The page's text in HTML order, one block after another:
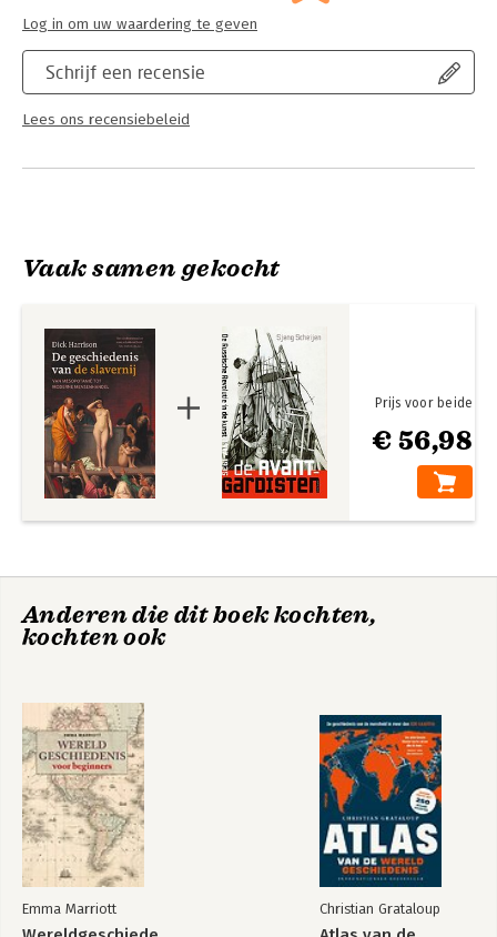
Schrijf een recensie
Lees ons recensiebeleid
Log in om uw waardering te geven
Vaak samen gekocht
€ 56,98
Prijs voor beide
Anderen die dit boek kochten,
kochten ook
Emma Marriott Christian Grataloup